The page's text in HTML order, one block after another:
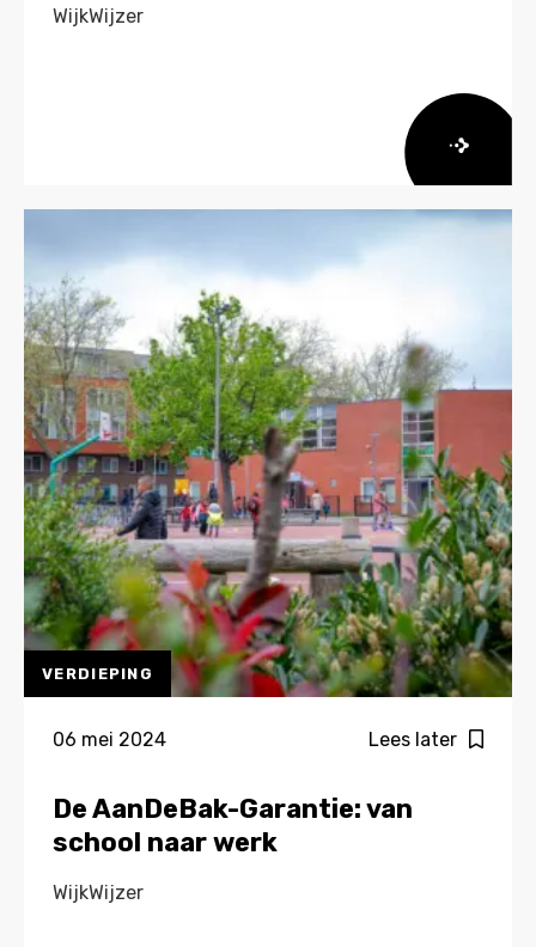
WijkWijzer
Opleidingscentrum
Bovengrondse
Vakschool
biedt
inwoners
een
kans
om
te
ontwikkelen
VERDIEPING
06 mei 2024 Lees later
De AanDeBak-Garantie: van
school naar werk
WijkWijzer